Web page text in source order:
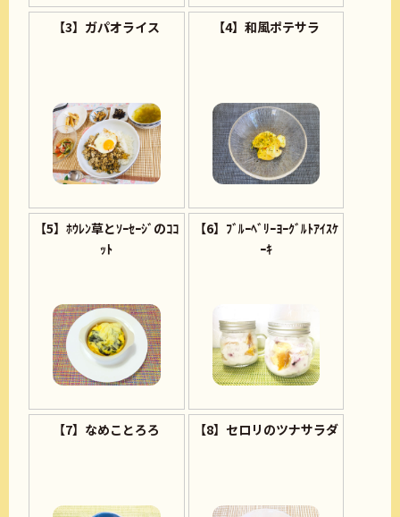
【3】ガパオライス 【4】和風ポテサラ
【5】ﾎｳﾚﾝ草とｿｰｾｰｼﾞのｺｺ
ｯﾄ
【6】ﾌﾞﾙｰﾍﾞﾘｰﾖｰｸﾞﾙﾄｱｲｽｹ
ｰｷ
【7】なめことろろ 【8】セロリのツナサラダ